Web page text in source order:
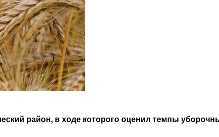
район, в ходе которого оценил темпы